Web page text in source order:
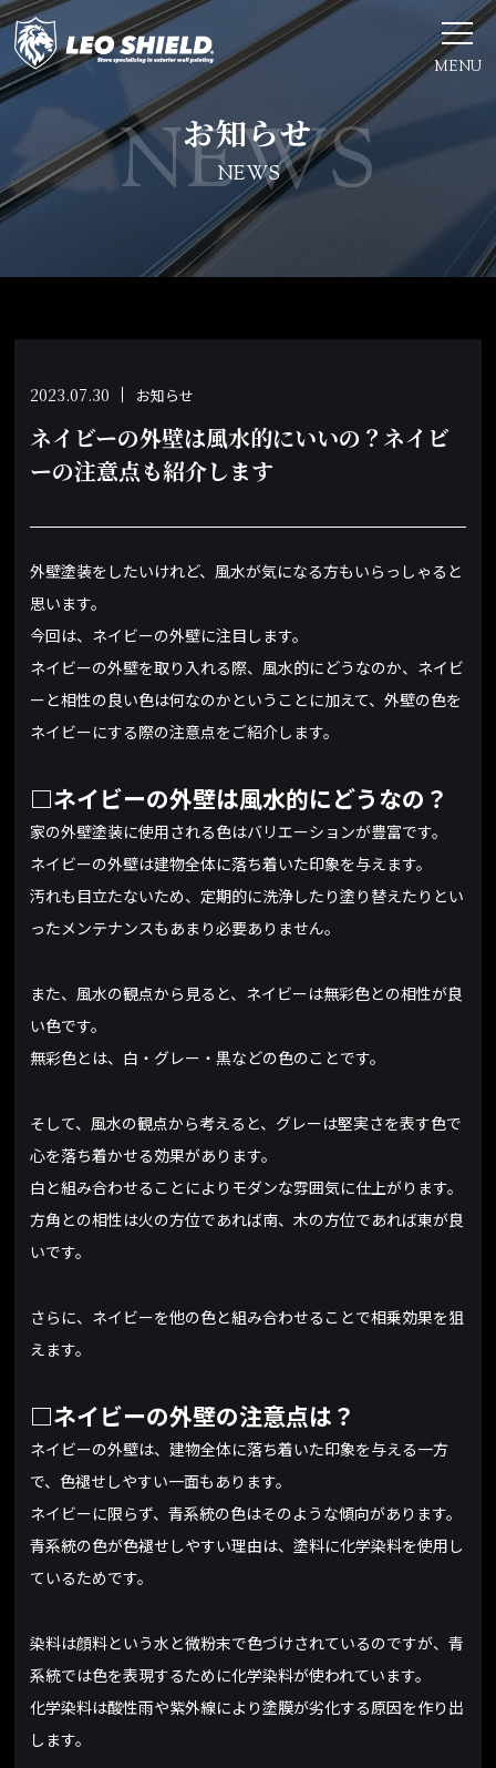
MENU
お知らせ
NEWS
2023.07.30 お知らせ
ネイビーの外壁は風水的にいいの？ネイビ
ーの注意点も紹介します
外壁塗装をしたいけれど、風水が気になる方もいらっしゃると
思います。
今回は、ネイビーの外壁に注目します。
ネイビーの外壁を取り入れる際、風水的にどうなのか、ネイビ
ーと相性の良い色は何なのかということに加えて、外壁の色を
ネイビーにする際の注意点をご紹介します。
□ネイビーの外壁は風水的にどうなの？
家の外壁塗装に使用される色はバリエーションが豊富です。
ネイビーの外壁は建物全体に落ち着いた印象を与えます。
汚れも目立たないため、定期的に洗浄したり塗り替えたりとい
ったメンテナンスもあまり必要ありません。
また、風水の観点から見ると、ネイビーは無彩色との相性が良
い色です。
無彩色とは、白・グレー・黒などの色のことです。
そして、風水の観点から考えると、グレーは堅実さを表す色で
心を落ち着かせる効果があります。
白と組み合わせることによりモダンな雰囲気に仕上がります。
方角との相性は火の方位であれば南、木の方位であれば東が良
いです。
さらに、ネイビーを他の色と組み合わせることで相乗効果を狙
えます。
□ネイビーの外壁の注意点は？
ネイビーの外壁は、建物全体に落ち着いた印象を与える一方
で、色褪せしやすい一面もあります。
ネイビーに限らず、青系統の色はそのような傾向があります。
青系統の色が色褪せしやすい理由は、塗料に化学染料を使用し
ているためです。
染料は顔料という水と微粉末で色づけされているのですが、青
系統では色を表現するために化学染料が使われています。
化学染料は酸性雨や紫外線により塗膜が劣化する原因を作り出
します。